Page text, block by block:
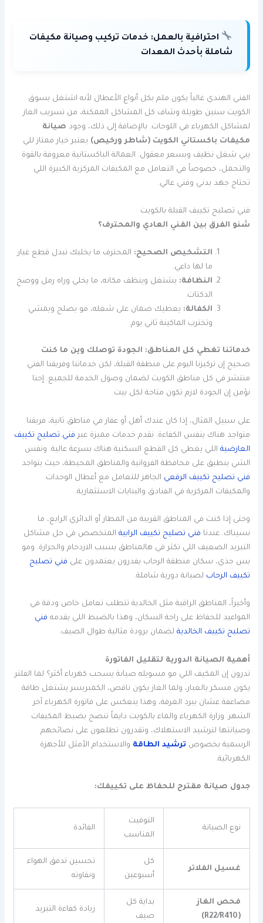
احترافية بالعمل: خدمات تركيب وصيانة مكيفات
شاملة بأحدث المعدات
الفني الهندي غالباً يكون ملم بكل أنواع الأعطال لأنه اشتغل بسوق
الكويت سنين طويلة وشاف كل المشاكل الممكنة، من تسريب الغاز
لمشاكل الكهرباء في اللوحات. بالإضافة إلى ذلك، وجود صيانة
مكيفات باكستاني الكويت (شاطر ورخيص) يعتبر خيار ممتاز للي
يبي شغل نظيف وبسعر معقول. العمالة الباكستانية معروفة بالقوة
والتحمل، خصوصاً في التعامل مع المكيفات المركزية الكبيرة اللي
تحتاج جهد بدني وفني عالي.
فني تصليح تكييف القبلة بالكويت
شنو الفرق بين الفني العادي والمحترف؟
التشخيص الصحيح: المحترف ما يخليك تبدل قطع غيار
ما لها داعي.
النظافة: يشتغل وينظف مكانه، ما يخلي وراه رمل ووصخ
الدكتات.
الكفالة: يعطيك ضمان على شغله، مو يصلح ويمشي
وتخترب الماكينة ثاني يوم.
خدماتنا تغطي كل المناطق: الجودة توصلك وين ما كنت
صحيح إن تركيزنا اليوم على منطقة القبلة، لكن خدماتنا وفريقنا الفني
منتشر في كل مناطق الكويت لضمان وصول الخدمة للجميع. إحنا
نؤمن إن الجودة لازم تكون متاحة لكل بيت.
على سبيل المثال، إذا كان عندك أهل أو عقار في مناطق ثانية، فريقنا
متواجد هناك بنفس الكفاءة. نقدم خدمات مميزة عبر فني تصليح تكييف
العارضية اللي يغطي كل القطع السكنية هناك بسرعة عالية. ونفس
الشي ينطبق على محافظة الفروانية والمناطق المحيطة، حيث يتواجد
فني تصليح تكييف الرقعي الجاهز للتعامل مع أعطال الوحدات
والمكيفات المركزية في الفنادق والبنايات الاستثمارية.
وحتى إذا كنت في المناطق القريبة من المطار أو الدائري الرابع، ما
نسيناك. عندنا فني تصليح تكييف الرابية المتخصص في حل مشاكل
التبريد الضعيف اللي تكثر في هالمناطق بسبب الازدحام والحرارة. ومو
بس جذي، سكان منطقة الرحاب يقدرون يعتمدون على فني تصليح
تكييف الرحاب لصيانة دورية شاملة.
وأخيراً، المناطق الراقية مثل الخالدية تتطلب تعامل خاص ودقة في
المواعيد للحفاظ على راحة السكان، وهذا بالضبط اللي يقدمه فني
تصليح تكييف الخالدية لضمان برودة مثالية طوال الصيف.
أهمية الصيانة الدورية لتقليل الفاتورة
تدرون إن المكيف اللي مو مسويله صيانة يسحب كهرباء أكثر؟ لما الفلتر
يكون مسكر بالغبار، ولما الغاز يكون ناقص، الكمبريسر يشتغل طاقة
مضاعفة عشان يبرد الغرفة، وهذا ينعكس على فاتورة الكهرباء آخر
الشهر. وزارة الكهرباء والماء بالكويت دايماً تنصح بضبط المكيفات
وصيانتها لترشيد الاستهلاك، وتقدرون تطلعون على نصائحهم
الرسمية بخصوص ترشيد الطاقة والاستخدام الأمثل للأجهزة
الكهربائية.
جدول صيانة مقترح للحفاظ على تكييفك:
نوع الصيانة
التوقيت
المناسب
الفائدة
غسيل الفلاتر
كل
أسبوعين
تحسين تدفق الهواء
ونقاوته
فحص الغاز
(R22/R410)
بداية كل
صيف
زيادة كفاءة التبريد